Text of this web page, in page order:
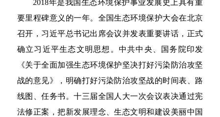
2018年是我国生态环境保护事业发展史上具有重
要里程碑意义的一年。全国生态环境保护大会在北京
召开，习近平总书记出席会议并发表重要讲话，正式
确立习近平生态文明思想。中共中央、国务院印发
《关于全面加强生态环境保护坚决打好污染防治攻坚
战的意见》，明确打好污染防治攻坚战的时间表、路
线图、任务书。十三届全国人大一次会议表决通过宪
法修正案，把新发展理念、生态文明和建设美丽中国